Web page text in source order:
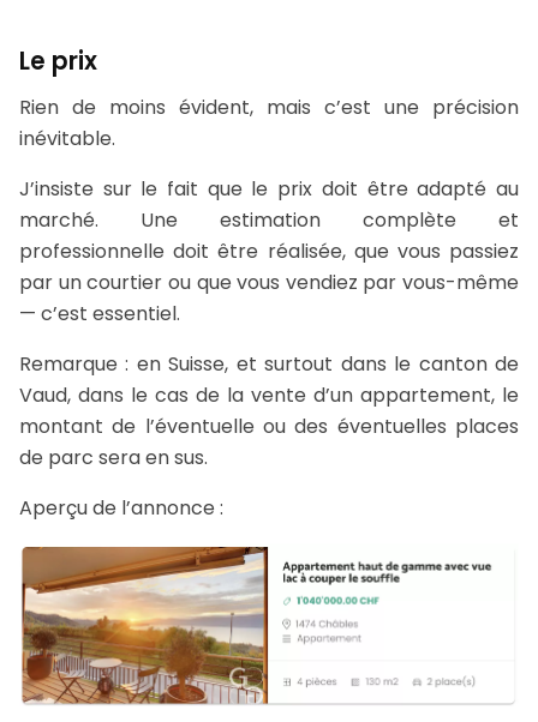
Le prix
Rien de moins évident, mais c’est une précision
inévitable.
J’insiste sur le fait que le prix doit être adapté au
marché. Une estimation complète et
professionnelle doit être réalisée, que vous passiez
par un courtier ou que vous vendiez par vous-même
— c’est essentiel.
Remarque : en Suisse, et surtout dans le canton de
Vaud, dans le cas de la vente d’un appartement, le
montant de l’éventuelle ou des éventuelles places
de parc sera en sus.
Aperçu de l’annonce :